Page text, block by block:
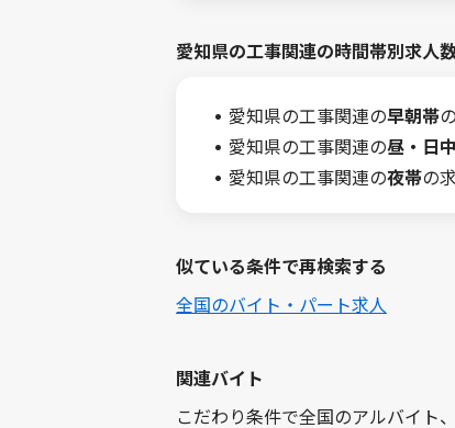
愛知県の工事関連の時間帯別求人
愛知県の工事関連の早朝帯
愛知県の工事関連の昼・日
愛知県の工事関連の夜帯の
似ている条件で再検索する
全国のバイト・パート求人
関連バイト
こだわり条件で全国のアルバイト